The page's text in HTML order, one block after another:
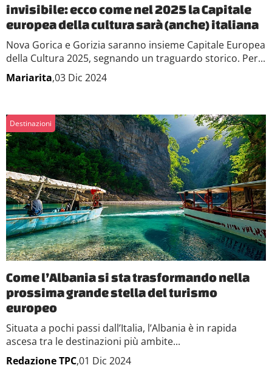
annunci, per fornire funzionalità dei social media e per
analizzare il nostro traffico. Condividiamo inoltre
nostri partner che si occupano di analisi dei dati web,
pubblicità e social media, i quali potrebbero combinarle
con altre informazioni che hai fornito loro o che hanno
invisibile: ecco come nel 2025 la Capitale
europea della cultura sarà (anche) italiana
Nova Gorica e Gorizia saranno insieme Capitale Europea
della Cultura 2025, segnando un traguardo storico. Per...
Mariarita,03 Dic 2024
Destinazioni
Come l’Albania si sta trasformando nella
prossima grande stella del turismo
europeo
Situata a pochi passi dall’Italia, l’Albania è in rapida
ascesa tra le destinazioni più ambite...
Redazione TPC,01 Dic 2024